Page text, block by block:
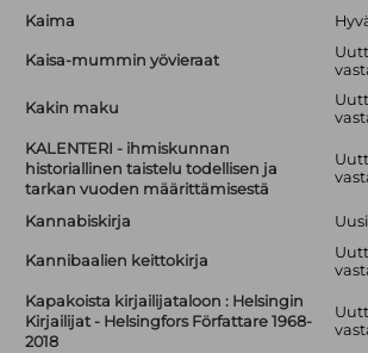
Kaima
Kaisa-mummin yövieraat
Kakin maku
KALENTERI - ihmiskunnan
historiallinen taistelu todellisen ja
tarkan vuoden määrittämisestä
Kannabiskirja Uusi
Kannibaalien keittokirja
Kapakoista kirjailijataloon : Helsingin
Kirjailijat - Helsingfors Författare 1968-
2018